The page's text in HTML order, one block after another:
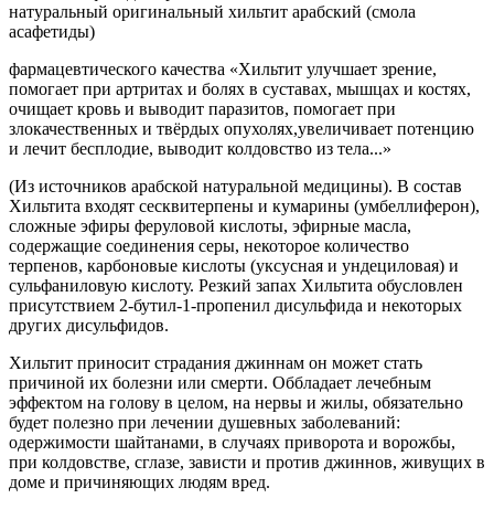
натуральный оригинальный хильтит арабский (смола
асафетиды)
фармацевтического качества «Хильтит улучшает зрение,
помогает при артритах и болях в суставах, мышцах и костях,
очищает кровь и выводит паразитов, помогает при
злокачественных и твёрдых опухолях,увеличивает потенцию
и лечит бесплодие, выводит колдовство из тела...»
(Из источников арабской натуральной медицины). В состав
Хильтита входят сесквитерпены и кумарины (умбеллиферон),
сложные эфиры феруловой кислоты, эфирные масла,
содержащие соединения серы, некоторое количество
терпенов, карбоновые кислоты (уксусная и ундециловая) и
сульфаниловую кислоту. Резкий запах Хильтита обусловлен
присутствием 2-бутил-1-пропенил дисульфида и некоторых
других дисульфидов.
Хильтит приносит страдания джиннам он может стать
причиной их болезни или смерти. Оббладает лечебным
эффектом на голову в целом, на нервы и жилы, обязательно
будет полезно при лечении душевных заболеваний:
одержимости шайтанами, в случаях приворота и ворожбы,
при колдовстве, сглазе, зависти и против джиннов, живущих в
доме и причиняющих людям вред.